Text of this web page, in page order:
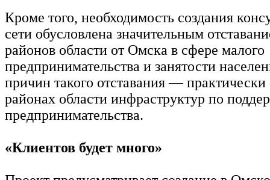
Кроме того, необходимость создания
сети обусловлена значительным
районов области от Омска в сфере малого
предпринимательства и занятости
причин такого отставания — практически
районах области инфраструктур по
предпринимательства.
«Клиентов будет много»